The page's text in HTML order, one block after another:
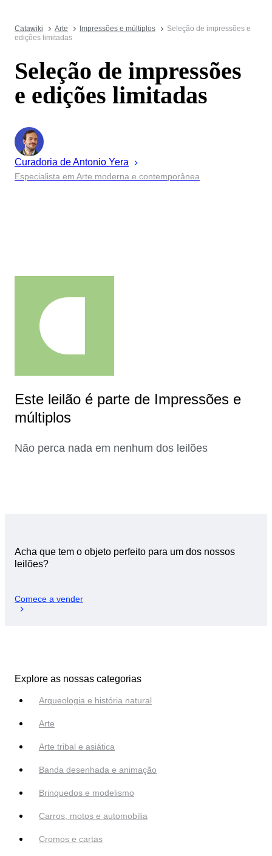
Catawiki Arte Impressões e múltiplos
Seleção de impressões e
edições limitadas
Seleção de impressões
e edições limitadas
Curadoria deAntonio Yera
Especialista em Arte moderna e contemporânea
Este leilão é parte de Impressões e
múltiplos
Não perca nada em nenhum dos leilões
Acha que tem o objeto perfeito para um dos nossos
leilões?
Comece a vender
Explore as nossas categorias
Arqueologia e história natural
Arte
Arte tribal e asiática
Banda desenhada e animação
Brinquedos e modelismo
Carros, motos e automobilia
Cromos e cartas